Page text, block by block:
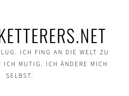
ICH FING AN DIE WELT ZU
ICH MUTIG. ICH ÄNDERE MICH
SELBST.